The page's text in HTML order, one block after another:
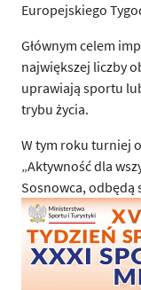
Europejskiego
Głównym celem
największej liczby
uprawiają sportu
trybu życia.
W tym roku turniej
„Aktywność dla
Sosnowca, odbędą